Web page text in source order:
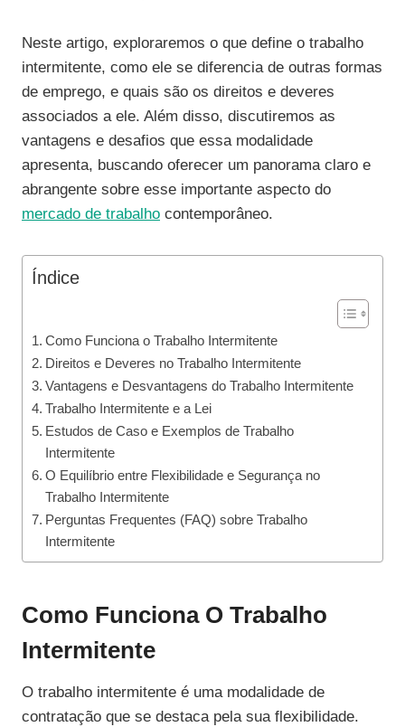
Neste artigo, exploraremos o que define o trabalho
intermitente, como ele se diferencia de outras formas
de emprego, e quais são os direitos e deveres
associados a ele. Além disso, discutiremos as
vantagens e desafios que essa modalidade
apresenta, buscando oferecer um panorama claro e
abrangente sobre esse importante aspecto do
mercado de trabalho contemporâneo.
Índice
Como Funciona o Trabalho Intermitente
Direitos e Deveres no Trabalho Intermitente
Vantagens e Desvantagens do Trabalho Intermitente
Trabalho Intermitente e a Lei
Estudos de Caso e Exemplos de Trabalho
Intermitente
O Equilíbrio entre Flexibilidade e Segurança no
Trabalho Intermitente
Perguntas Frequentes (FAQ) sobre Trabalho
Intermitente
Como Funciona O Trabalho
Intermitente
O trabalho intermitente é uma modalidade de
contratação que se destaca pela sua flexibilidade.